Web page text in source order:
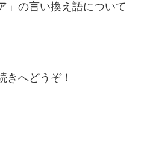
」の言い換え語について
きへどうぞ！